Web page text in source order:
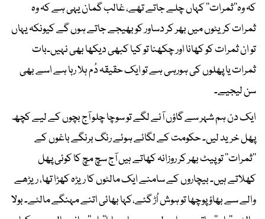
کہ وہ’’ثمرات‘‘ کہاں چلے جاتے تھے، غالب گمان یہی ہے کہ وہ
ثمرات کریٹوں میں بھر کر دساور کو بھیجے جاتے ہوں گے کیونکہ یہاں
تو ان ثمرات کو کھانا اور چکھنا تو کیا کبھی دیکھا بھی نہیں۔بات
ثمرات یا پھلوں کی ہورہی ہے تو ایک حقیقہ دُم ہلا رہا ہے اسے بھی
سن لیجیے۔
ایک دن ہم شہر سے گاؤں آنے لگے تو سوچا چلو آج بچوں کے لیے کچھ
پھل خرید لیں۔ حکومت کے لگائے ہوئے رنگ برنگے باغوں کے
’’ثمرات‘‘ تو پیٹ بھر کر روزانہ کھاتے ہیں آج سچ مچ کا کوئی پھل
کھلاتے ہیں۔ بیچاروں کے سامنے ایک مالٹوں کا ریڑہ کھڑا تھا، ریڑھے
والے سے بھاؤ پوچھا تو ہوش اُڑ گئے،کہا بھائی اتنے مہنگے مالٹے۔ بولا